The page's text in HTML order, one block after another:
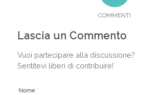
COMMENTI
Lascia un Commento
Vuoi partecipare alla discussione?
Sentitevi liberi di contribuire!
Nome *